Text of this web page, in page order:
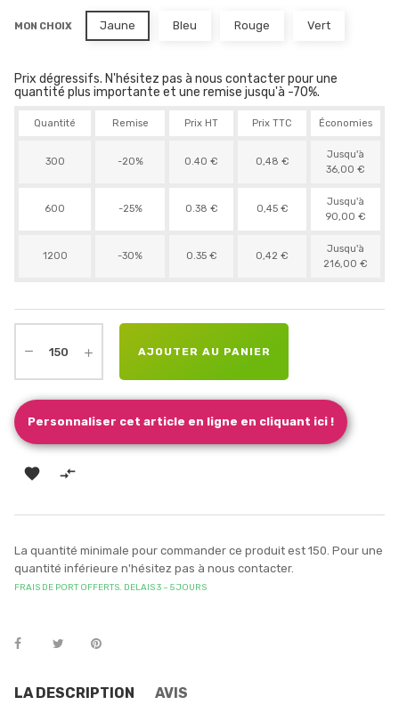
MON CHOIX Jaune Bleu Rouge Vert
Prix dégressifs. N'hésitez pas à nous contacter pour une
quantité plus importante et une remise jusqu'à -70%.
Quantité Remise Prix HT Prix TTC Économies
300 -20% 0.40 € 0,48 €
Jusqu'à
36,00 €
600 -25% 0.38 € 0,45 €
Jusqu'à
90,00 €
1200 -30% 0.35 € 0,42 €
Jusqu'à
216,00 €
AJOUTER AU PANIER
Personnaliser cet article en ligne en cliquant ici !
 
La quantité minimale pour commander ce produit est 150. Pour une
quantité inférieure n'hésitez pas à nous contacter.
FRAIS DE PORT OFFERTS. DELAIS 3 – 5 JOURS
LA DESCRIPTION AVIS